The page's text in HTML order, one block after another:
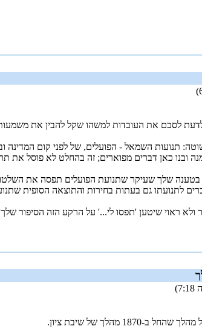
לסכם את העובדות למשהו שקל להבין את
תנועות השמאל - הפועלים, של לפני קום
ובנו כאן דברים מפוארים; זה בהחלט לא פוסל את
שלך שעיקר שתנועת הפועלים תפסה את
לתנועתו גם בעתות בחירות והתוצאה הסופית
ולא ראוי שיטען 'תפסו לי...' על הרקע הזה הסיפור